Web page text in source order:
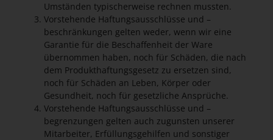
Umständen typischerweise rechnen mussten.
Vorstehende Haftungsausschlüsse und –
beschränkungen gelten weder, wenn wir eine
Garantie für die Beschaffenheit der Ware
übernommen haben, noch für Schäden, die nach
dem Produkthaftungsgesetz zu ersetzen sind,
noch für Schäden an Leben, Körper oder
Gesundheit, noch für gesetzliche Ansprüche.
Vorstehende Haftungsausschlüsse und –
begrenzungen gelten auch zugunsten unserer
Mitarbeiter, Erfüllungsgehilfen und sonstiger